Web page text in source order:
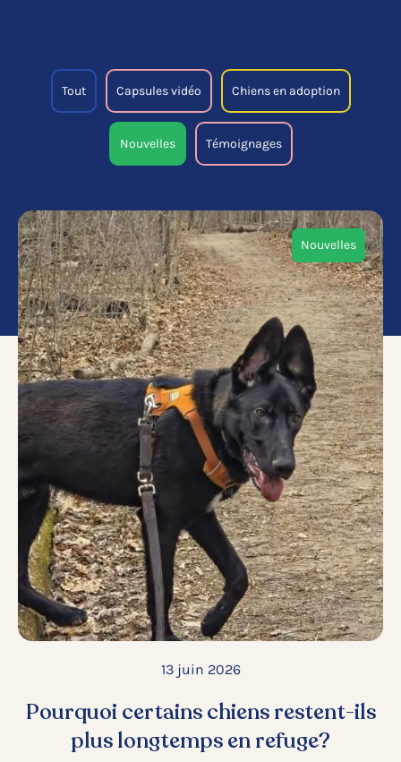
Tout Capsules vidéo Chiens en adoption
Nouvelles Témoignages
Nouvelles
13 juin 2026
Pourquoi certains chiens restent-ils
plus longtemps en refuge?